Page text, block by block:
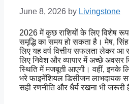
June 8, 2026 by Livingstone
2026 में कुछ राशियों के लिए विशेष
समृद्धि का समय हो सकता है। मेष,
लिए यह वर्ष वित्तीय सफलता लेकर आ
लिए निवेश और व्यापार में अच्छे
स्थिति में मजबूती आएगी। वहीं, इनके
भरे फाइनेंशियल डिसीजन लाभदायक
सही रणनीति और धैर्य रखना भी जरूरी